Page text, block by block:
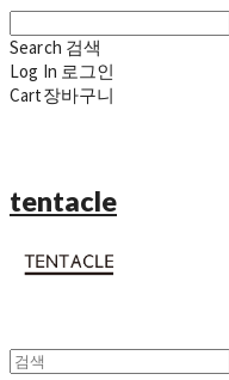
Search 검색
Log In 로그인
Cart장바구니
tentacle